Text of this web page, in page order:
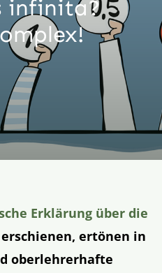
infinita?
Erklärung über die
erschienen, ertönen in
oberlehrerhafte